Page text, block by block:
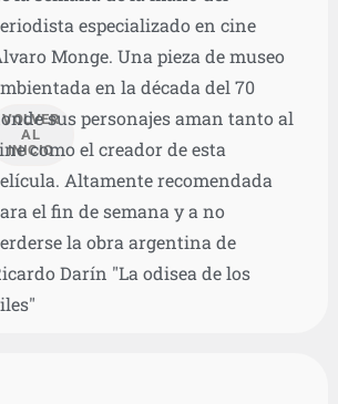
VOLVER
AL
INICIO
especializado en cine
Monge. Una pieza de museo
en la década del 70
sus personajes aman tanto al
como el creador de esta
Altamente recomendada
el fin de semana y a no
la obra argentina de
Darín "La odisea de los